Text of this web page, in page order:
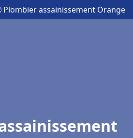
Plombier assainissement Orange